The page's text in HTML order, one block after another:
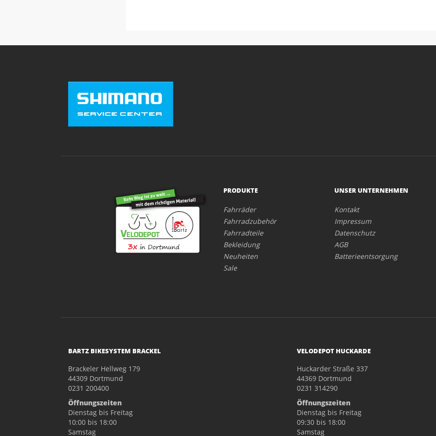
PRODUKTE
Fahrräder
Fahrradzubehör
Fahrradteile
Bekleidung
Neuheiten
Sale
UNSER UNTERNEHMEN
Kontakt
Impressum
Datenschutz
AGB
Batterieentsorgung
BARTZ BIKESYSTEM BRACKEL
Brackeler Hellweg 179
44309 Dortmund
0231 200400
Öffnungszeiten
Dienstag bis Freitag
10:00 bis 18:00
Samstag
VELODEPOT HUCKARDE
Huckarder Straße 337
44369 Dortmund
0231 314290
Öffnungszeiten
Dienstag bis Freitag
09:30 bis 18:00
Samstag